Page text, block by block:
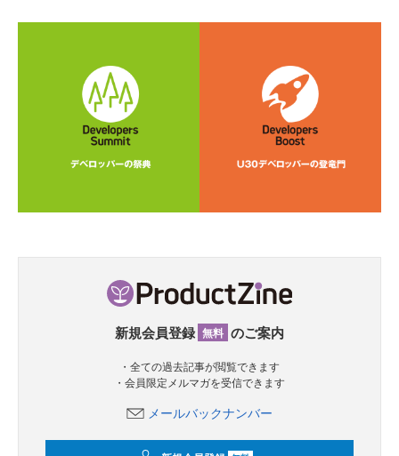
新規会員登録 無料 のご案内
・全ての過去記事が閲覧できます
・会員限定メルマガを受信できます
メールバックナンバー